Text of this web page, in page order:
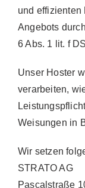
und effizienten
Angebots
6 Abs. 1 lit. f
Unser Hoster
verarbeiten,
Weisungen in
Wir setzen
STRATO AG
Pascalstraße